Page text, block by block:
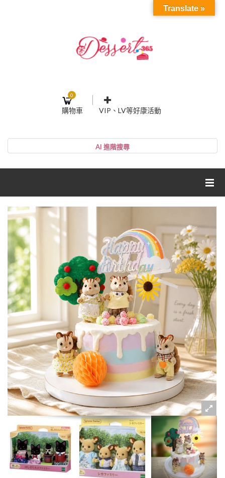
0
購物車 VIP、LV等好康活動
帳號
記住我
忘記密碼 註冊
網紅媽咪蛋糕心得分享
粉絲好康
加入甜點廚師接單平台
Translate »